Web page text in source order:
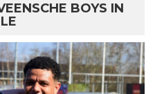
BOYS IN